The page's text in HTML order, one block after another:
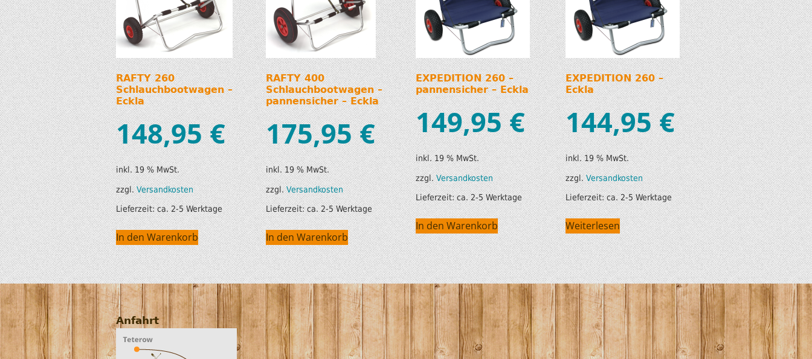
RAFTY 260
Schlauchbootwagen –
Eckla
148,95€
inkl. 19 % MwSt.
zzgl.Versandkosten
Lieferzeit:ca. 2-5 Werktage
In den Warenkorb
RAFTY 400
Schlauchbootwagen –
pannensicher – Eckla
175,95€
inkl. 19 % MwSt.
zzgl.Versandkosten
Lieferzeit:ca. 2-5 Werktage
In den Warenkorb
EXPEDITION 260 –
pannensicher – Eckla
149,95€
inkl. 19 % MwSt.
zzgl.Versandkosten
Lieferzeit:ca. 2-5 Werktage
In den Warenkorb
EXPEDITION 260 –
Eckla
144,95€
inkl. 19 % MwSt.
zzgl.Versandkosten
Lieferzeit:ca. 2-5 Werktage
Weiterlesen
Anfahrt